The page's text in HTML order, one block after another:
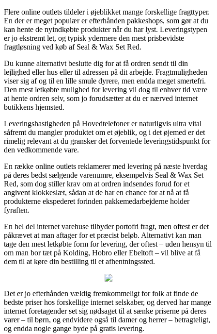
Flere online outlets tildeler i øjeblikket mange forskellige fragttyper.
En der er meget populær er efterhånden pakkeshops, som gør at du
kan hente de nyindkøbte produkter når du har lyst. Leveringstypen
er jo ekstremt let, og typisk ydermere den mest prisbevidste
fragtløsning ved køb af Seal & Wax Set Red.
Du kunne alternativt beslutte dig for at få ordren sendt til din
lejlighed eller hus eller til adressen på dit arbejde. Fragtmuligheden
viser sig af og til en lille smule dyrere, men endda meget smertefri.
Den mest letkøbte mulighed for levering vil dog til enhver tid være
at hente ordren selv, som jo forudsætter at du er nærved internet
butikkens hjemsted.
Leveringshastigheden på Hovedtelefoner er naturligvis ultra vital
såfremt du mangler produktet om et øjeblik, og i det øjemed er det
rimelig relevant at du gransker det forventede leveringstidspunkt for
den vedkommende vare.
En række online outlets reklamerer med levering på næste hverdag
på deres bedst sælgende varenumre, eksempelvis Seal & Wax Set
Red, som dog stiller krav om at ordren indsendes forud for et
angivent klokkeslæt, sådan at de har en chance for at nå at få
produkterne ekspederet forinden pakkemedarbejderne holder
fyraften.
En hel del internet varehuse tilbyder portofri fragt, men oftest er det
påkrævet at man aftager for et præcist beløb. Alternativt kan man
tage den mest letkøbte form for levering, der oftest – uden hensyn til
om man bor tæt på Kolding, Hobro eller Ebeltoft – vil blive at få
dem til at køre din bestilling til et afhentningssted.
Det er jo efterhånden vældig fremkommeligt for folk at finde de
bedste priser hos forskellige internet selskaber, og derved har mange
internet foretagender set sig nødsaget til at sænke priserne på deres
varer – til børn, og endvidere også til damer og herrer – betragteligt,
og endda nogle gange byde på gratis levering.